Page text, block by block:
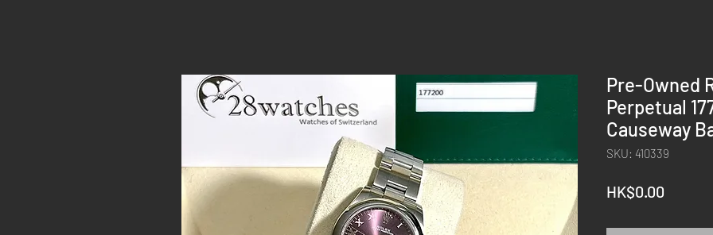
Pre-Owned
Perpetual
Causeway
SKU: 410339
HK$0.00